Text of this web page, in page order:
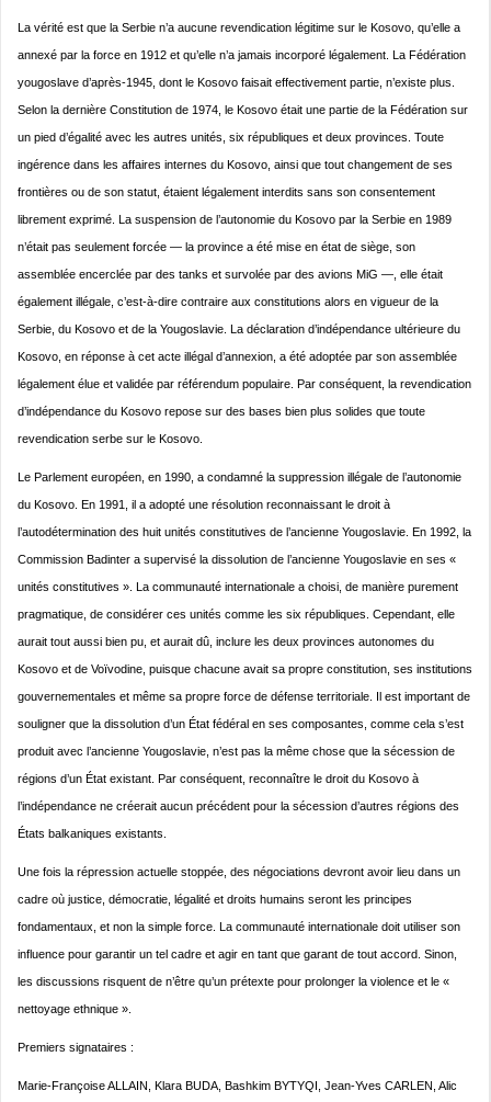
La vérité est que la Serbie n’a aucune revendication légitime sur le Kosovo, qu’elle a
annexé par la force en 1912 et qu’elle n’a jamais incorporé légalement. La Fédération
yougoslave d’après-1945, dont le Kosovo faisait effectivement partie, n’existe plus.
Selon la dernière Constitution de 1974, le Kosovo était une partie de la Fédération sur
un pied d’égalité avec les autres unités, six républiques et deux provinces. Toute
ingérence dans les affaires internes du Kosovo, ainsi que tout changement de ses
frontières ou de son statut, étaient légalement interdits sans son consentement
librement exprimé. La suspension de l’autonomie du Kosovo par la Serbie en 1989
n’était pas seulement forcée — la province a été mise en état de siège, son
assemblée encerclée par des tanks et survolée par des avions MiG —, elle était
également illégale, c’est-à-dire contraire aux constitutions alors en vigueur de la
Serbie, du Kosovo et de la Yougoslavie. La déclaration d’indépendance ultérieure du
Kosovo, en réponse à cet acte illégal d’annexion, a été adoptée par son assemblée
légalement élue et validée par référendum populaire. Par conséquent, la revendication
d’indépendance du Kosovo repose sur des bases bien plus solides que toute
revendication serbe sur le Kosovo.
Le Parlement européen, en 1990, a condamné la suppression illégale de l’autonomie
du Kosovo. En 1991, il a adopté une résolution reconnaissant le droit à
l’autodétermination des huit unités constitutives de l’ancienne Yougoslavie. En 1992, la
Commission Badinter a supervisé la dissolution de l’ancienne Yougoslavie en ses «
unités constitutives ». La communauté internationale a choisi, de manière purement
pragmatique, de considérer ces unités comme les six républiques. Cependant, elle
aurait tout aussi bien pu, et aurait dû, inclure les deux provinces autonomes du
Kosovo et de Voïvodine, puisque chacune avait sa propre constitution, ses institutions
gouvernementales et même sa propre force de défense territoriale. Il est important de
souligner que la dissolution d’un État fédéral en ses composantes, comme cela s’est
produit avec l’ancienne Yougoslavie, n’est pas la même chose que la sécession de
régions d’un État existant. Par conséquent, reconnaître le droit du Kosovo à
l’indépendance ne créerait aucun précédent pour la sécession d’autres régions des
États balkaniques existants.
Une fois la répression actuelle stoppée, des négociations devront avoir lieu dans un
cadre où justice, démocratie, légalité et droits humains seront les principes
fondamentaux, et non la simple force. La communauté internationale doit utiliser son
influence pour garantir un tel cadre et agir en tant que garant de tout accord. Sinon,
les discussions risquent de n’être qu’un prétexte pour prolonger la violence et le «
nettoyage ethnique ».
Premiers signataires :
Marie-Françoise ALLAIN, Klara BUDA, Bashkim BYTYQI, Jean-Yves CARLEN, Alic